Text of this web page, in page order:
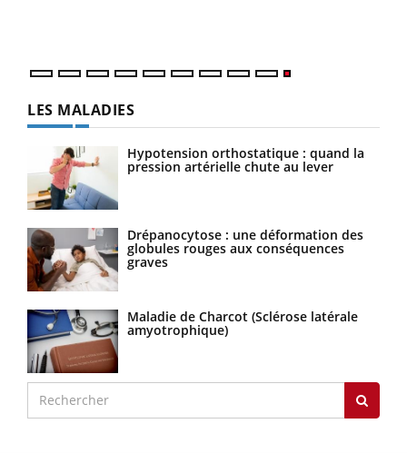
LES MALADIES
Hypotension orthostatique : quand la
pression artérielle chute au lever
Drépanocytose : une déformation des
globules rouges aux conséquences
graves
Maladie de Charcot (Sclérose latérale
amyotrophique)